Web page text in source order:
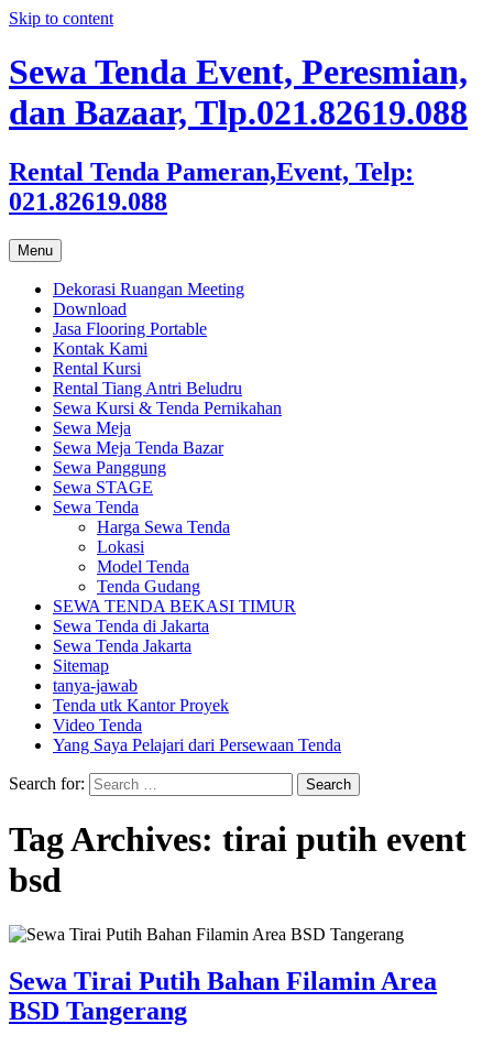
Skip to content
Sewa Tenda Event, Peresmian,
dan Bazaar, Tlp.021.82619.088
Rental Tenda Pameran,Event, Telp:
021.82619.088
Menu
Dekorasi Ruangan Meeting
Download
Jasa Flooring Portable
Kontak Kami
Rental Kursi
Rental Tiang Antri Beludru
Sewa Kursi & Tenda Pernikahan
Sewa Meja
Sewa Meja Tenda Bazar
Sewa Panggung
Sewa STAGE
Sewa Tenda
Harga Sewa Tenda
Lokasi
Model Tenda
Tenda Gudang
SEWA TENDA BEKASI TIMUR
Sewa Tenda di Jakarta
Sewa Tenda Jakarta
Sitemap
tanya-jawab
Tenda utk Kantor Proyek
Video Tenda
Yang Saya Pelajari dari Persewaan Tenda
Search for:
Tag Archives: tirai putih event
bsd
Sewa Tirai Putih Bahan Filamin Area
BSD Tangerang